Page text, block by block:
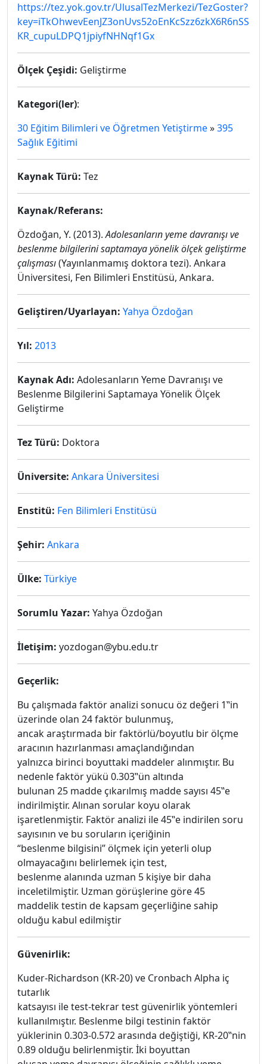
https://tez.yok.gov.tr/UlusalTezMerkezi/TezGoster?
key=iTkOhwevEenJZ3onUvs52oEnKcSzz6zkX6R6nSS
KR_cupuLDPQ1jpiyfNHNqf1Gx
Ölçek Çeşidi: Geliştirme
Kategori(ler):
30 Eğitim Bilimleri ve Öğretmen Yetiştirme»395
Sağlık Eğitimi
Kaynak Türü: Tez
Kaynak/Referans:
Özdoğan, Y. (2013).Adolesanların yeme davranışı ve
beslenme bilgilerini saptamaya yönelik ölçek geliştirme
çalışması(Yayınlanmamış doktora tezi). Ankara
Üniversitesi, Fen Bilimleri Enstitüsü, Ankara.
Geliştiren/Uyarlayan: Yahya Özdoğan
Yıl: 2013
Kaynak Adı: Adolesanların Yeme Davranışı ve
Beslenme Bilgilerini Saptamaya Yönelik Ölçek
Geliştirme
Tez Türü: Doktora
Üniversite: Ankara Üniversitesi
Enstitü: Fen Bilimleri Enstitüsü
Şehir: Ankara
Ülke: Türkiye
Sorumlu Yazar: Yahya Özdoğan
İletişim: yozdogan@ybu.edu.tr
Geçerlik:
Bu çalışmada faktör analizi sonucu öz değeri 1‟in
üzerinde olan 24 faktör bulunmuş,
ancak araştırmada bir faktörlü/boyutlu bir ölçme
aracının hazırlanması amaçlandığından
yalnızca birinci boyuttaki maddeler alınmıştır. Bu
nedenle faktör yükü 0.303‟ün altında
bulunan 25 madde çıkarılmış madde sayısı 45‟e
indirilmiştir. Alınan sorular koyu olarak
işaretlenmiştir. Faktör analizi ile 45‟e indirilen soru
sayısının ve bu soruların içeriğinin
“beslenme bilgisini” ölçmek için yeterli olup
olmayacağını belirlemek için test,
beslenme alanında uzman 5 kişiye bir daha
inceletilmiştir. Uzman görüşlerine göre 45
maddelik testin de kapsam geçerliğine sahip
olduğu kabul edilmiştir
Güvenirlik:
Kuder-Richardson (KR-20) ve Cronbach Alpha iç
tutarlık
katsayısı ile test-tekrar test güvenirlik yöntemleri
kullanılmıştır. Beslenme bilgi testinin faktör
yüklerinin 0.303-0.572 arasında değiştiği, KR-20‟nin
0.89 olduğu belirlenmiştir. İki boyuttan